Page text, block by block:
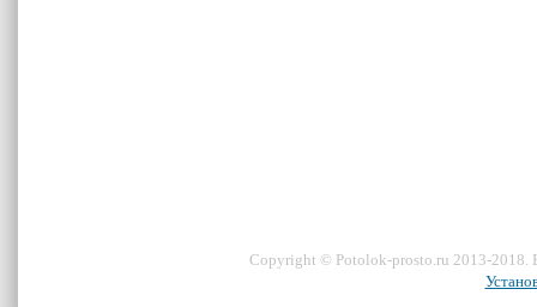
Сopyright © Potolok-prosto.ru 2013-2018.